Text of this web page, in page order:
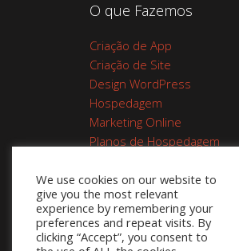
O que Fazemos
Criação de App
Criação de Site
Design WordPress
Hospedagem
Marketing Online
Planos de Hospedagem
Google 10%
We use cookies on our website to
give you the most relevant
experience by remembering your
preferences and repeat visits. By
clicking “Accept”, you consent to